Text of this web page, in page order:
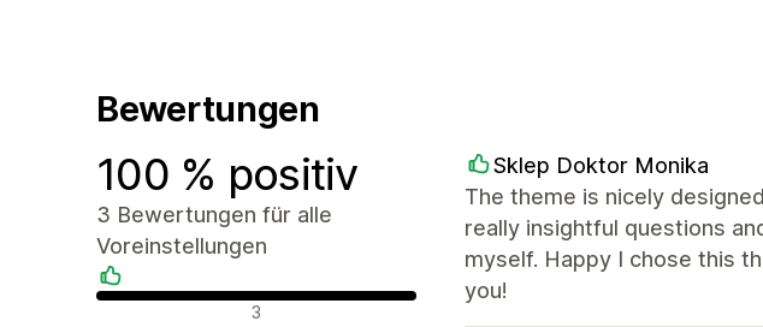
Bewertungen
100 % positiv
3 Bewertungen für alle
Voreinstellungen
Positive Bewertungen
3
Sklep Doktor Monika
The theme is nicely
really insightful questions
myself. Happy I chose this
you!